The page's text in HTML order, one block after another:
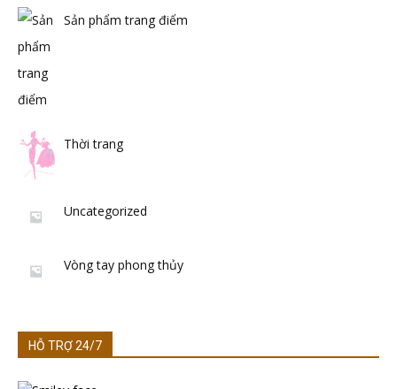
Sản phẩm trang điểm
Thời trang
Uncategorized
Vòng tay phong thủy
HỖ TRỢ 24/7